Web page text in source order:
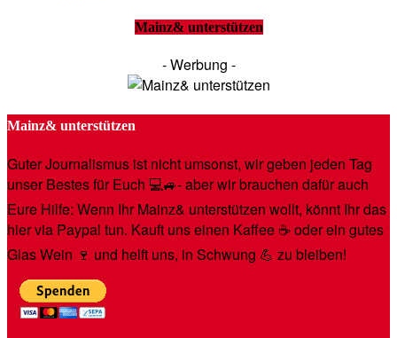
Mainz& unterstützen
- Werbung -
Mainz& unterstützen
Guter Journalismus ist nicht umsonst, wir geben jeden Tag
unser Bestes für Euch 💻🚙- aber wir brauchen dafür auch
Eure Hilfe: Wenn Ihr Mainz& unterstützen wollt, könnt Ihr das
hier via Paypal tun. Kauft uns einen Kaffee ☕️ oder ein gutes
Glas Wein 🍷 und helft uns, in Schwung 💪 zu bleiben!